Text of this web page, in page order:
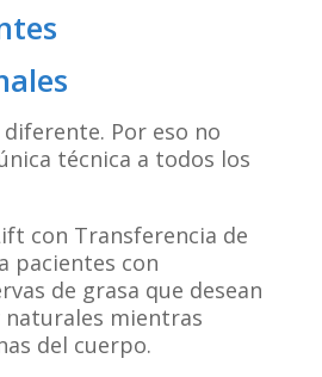
diferente. Por eso no
técnica a todos los
con Transferencia de
pacientes con
de grasa que desean
naturales mientras
del cuerpo.